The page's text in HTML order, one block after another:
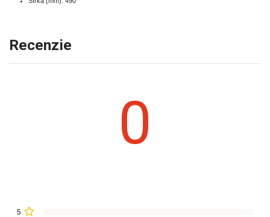
Recenzie
0
5